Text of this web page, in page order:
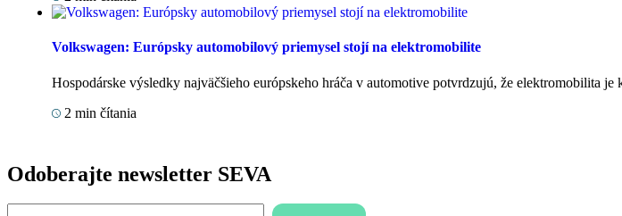
Volkswagen: Európsky automobilový priemysel stojí na elektromobilite
Hospodárske výsledky najväčšieho európskeho hráča v automotive potvrdzujú, že elektromobilita
2 min čítania
Odoberajte newsletter SEVA